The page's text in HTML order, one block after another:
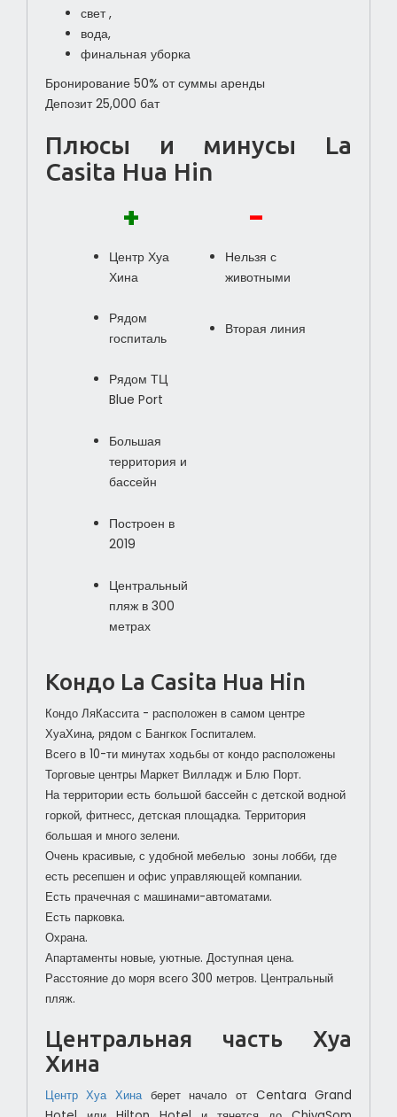
свет ,
вода,
финальная уборка
Бронирование 50% от суммы аренды
Депозит 25,000 бат
Плюсы и минусы La
Casita Hua Hin
+ -
Центр Хуа
Хина
Нельзя с
животными
Рядом
госпиталь
Вторая линия
Рядом ТЦ
Blue Port
Большая
территория и
бассейн
Построен в
2019
Центральный
пляж в 300
метрах
Кондо La Casita Hua Hin
Кондо ЛяКассита - расположен в самом центре
ХуаХина, рядом с Бангкок Госпиталем.
Всего в 10-ти минутах ходьбы от кондо расположены
Торговые центры Маркет Вилладж и Блю Порт.
На территории есть большой бассейн с детской водной
горкой, фитнесс, детская площадка. Территория
большая и много зелени.
Очень красивые, с удобной мебелью зоны лобби, где
есть ресепшен и офис управляющей компании.
Есть прачечная с машинами-автоматами.
Есть парковка.
Охрана.
Апартаменты новые, уютные. Доступная цена.
Расстояние до моря всего 300 метров. Центральный
пляж.
Центральная часть Хуа
Хина
Центр Хуа Хинаберет начало от Centara Grand